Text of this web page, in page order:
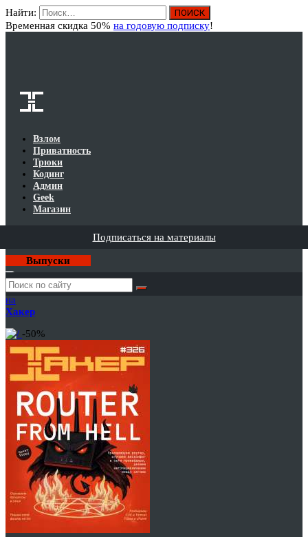
Найти:
Временная скидка 50% на годовую подписку!
Взлом
Приватность
Трюки
Кодинг
Админ
Geek
Магазин
Подписаться на материалы
Выпуски
Годовая
подписка
на
Хакер
-50%